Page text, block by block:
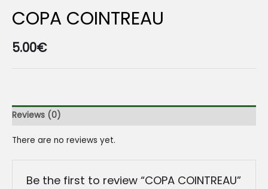
COPA COINTREAU
5.00€
Reviews (0)
There are no reviews yet.
Be the first to review “COPA COINTREAU”